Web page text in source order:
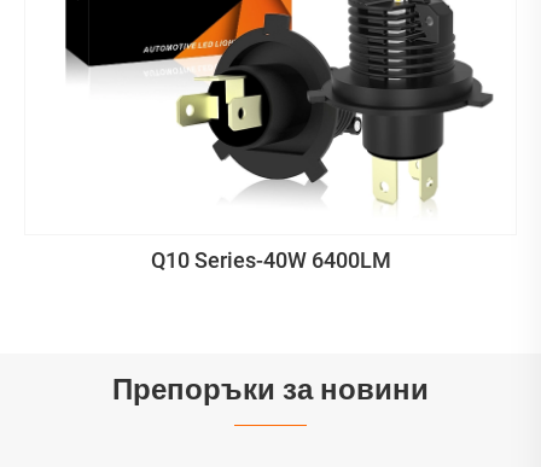
Q10 Series-40W 6400LM
Препоръки за новини